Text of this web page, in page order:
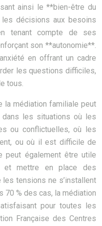
ainsi le **bien-être du
les décisions aux besoins
tenant compte de ses
son **autonomie**.
en offrant un cadre
les questions difficiles,
tous.
la médiation familiale peut
dans les situations où les
ou conflictuelles, où les
ou où il est difficile de
peut également être utile
et mettre en place des
tensions ne s’installent
70 % des cas, la médiation
pour toutes les
Française des Centres